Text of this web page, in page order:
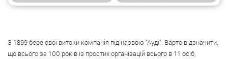
З 1899 бере свої витоки компанія під назвою “Ауді”. Варто відзначити,
що всього за 100 років із простих організацій всього в 11 осіб,